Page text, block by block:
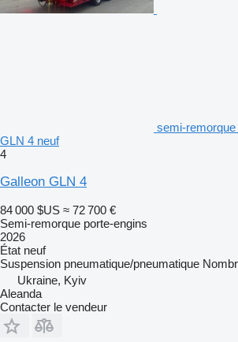
semi-
GLN 4 neuf
4
Galleon GLN 4
84 000 $US ≈ 72 700 €
Semi-remorque porte-engins
2026
État neuf
Suspension pneumatique/pneumatique
Ukraine, Kyiv
Aleanda
Contacter le vendeur